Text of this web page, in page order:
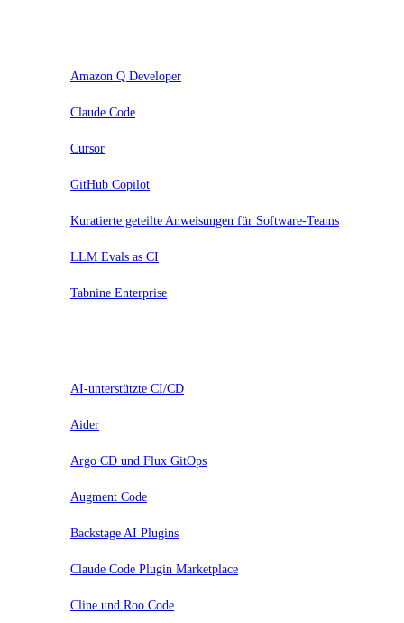
Amazon Q Developer
Claude Code
Cursor
GitHub Copilot
Kuratierte geteilte Anweisungen für Software-Teams
LLM Evals as CI
Tabnine Enterprise
AI-unterstützte CI/CD
Aider
Argo CD und Flux GitOps
Augment Code
Backstage AI Plugins
Claude Code Plugin Marketplace
Cline und Roo Code